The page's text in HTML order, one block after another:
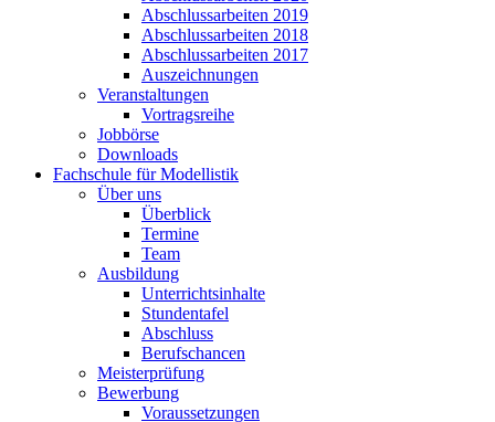
Abschlussarbeiten 2019
Abschlussarbeiten 2018
Abschlussarbeiten 2017
Auszeichnungen
Veranstaltungen
Vortragsreihe
Jobbörse
Downloads
Fachschule für Modellistik
Über uns
Überblick
Termine
Team
Ausbildung
Unterrichtsinhalte
Stundentafel
Abschluss
Berufschancen
Meisterprüfung
Bewerbung
Voraussetzungen